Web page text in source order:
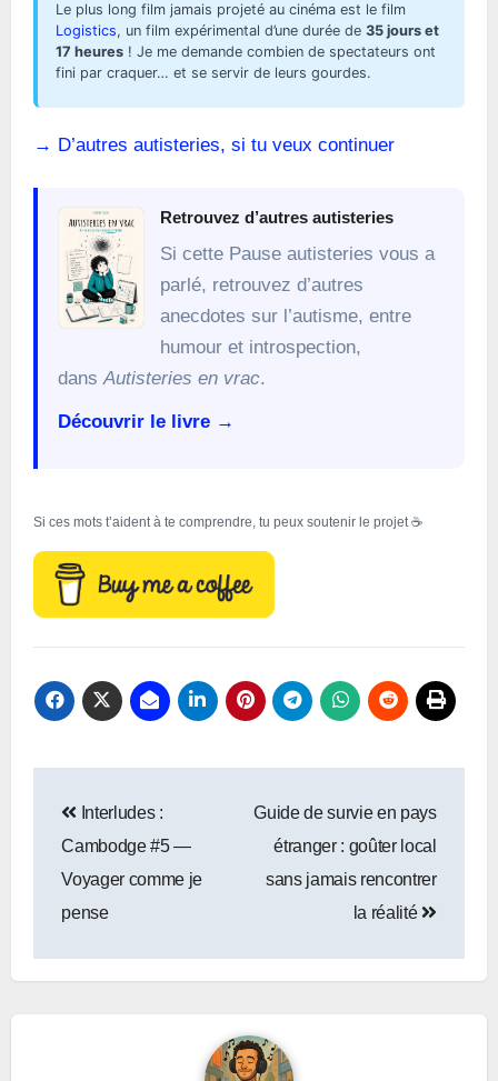
Le plus long film jamais projeté au cinéma est le film
Logistics, un film expérimental d’une durée de 35 jours et
17 heures! Je me demande combien de spectateurs ont
fini par craquer… et se servir de leurs gourdes.
→ D’autres autisteries, si tu veux continuer
Retrouvez d’autres autisteries
Si cette Pause autisteries vous a
parlé, retrouvez d’autres
anecdotes sur l’autisme, entre
humour et introspection,
dans Autisteries en vrac.
Découvrir le livre →
Si ces mots t’aident à te comprendre, tu peux soutenir le projet ☕
de
l’article
Interludes :
Cambodge #5 —
Voyager comme je
pense
Guide de survie en pays
étranger : goûter local
sans jamais rencontrer
la réalité